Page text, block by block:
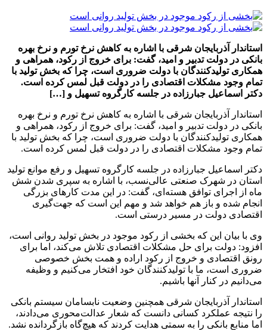
استاندار آذربایجان شرقی با اشاره به کاهش نرخ تورم و نرخ بهره
بانکی در دولت تدبیر و امید، گفت: برای خروج از رکود، همراهی و
همکاری تولیدکنندگان با دولت ضروری است، چرا که بخش تولید با
تمام وجود مشکلات اقتصادی را در دولت قبل لمس کرده است.
دکتر اسماعیل جبارزاده در جلسه کارگروه تسهیل و […]
استاندار آذربایجان شرقی با اشاره به کاهش نرخ تورم و نرخ بهره
بانکی در دولت تدبیر و امید، گفت: برای خروج از رکود، همراهی و
همکاری تولیدکنندگان با دولت ضروری است، چرا که بخش تولید با
تمام وجود مشکلات اقتصادی را در دولت قبل لمس کرده است.
دکتر اسماعیل جبارزاده در جلسه کارگروه تسهیل و رفع موانع تولید
استان در شهرک صنعتی عالی‌نسب، با اشاره به سپری شدن شش
ماه از اجرای توافق هسته‌ای، گفت: در این مدت کارهای بزرگی
انجام شده و باز هم خواهد شد و مهم این است که جهت‌گیری
اقتصادی دولت در مسیر درستی است.
وی با بیان این که بخشی از رکود موجود در بخش تولید روانی است،
افزود: دولت برای حل مشکلات اقتصادی تلاش می‌کند، اما برای
رونق اقتصادی و خروج از رکود اراده و همت بخش خصوصی
ضروری است، ما با تولیدکنندگان خود افتخار می‌کنیم و وظیفه
می‌دانیم در کنار آنها باشیم.
استاندار آذربایجان شرقی همچنین وضعیت نابسامان سیستم بانکی
را نتیجه عملکرد کسانی دانست که شعار عدالت‌محوری می‌دادند،
اما منابع بانکی را به سمتی هدایت کردند که هیچ‌گاه بازگردانده نشد.